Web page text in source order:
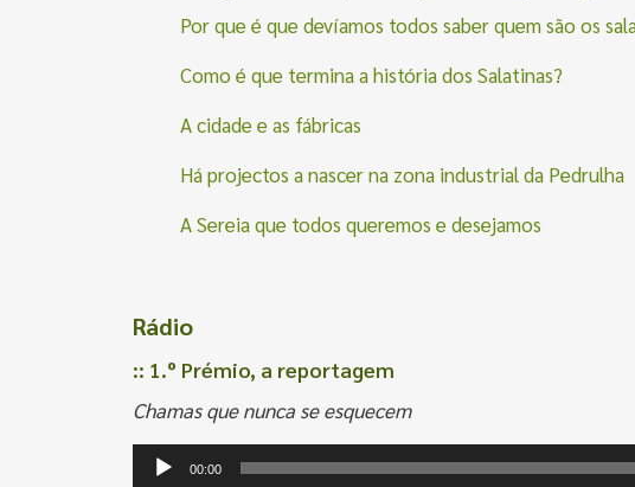
Por que é que devíamos todos saber quem são os
Como é que termina a história dos Salatinas?
A cidade e as fábricas
Há projectos a nascer na zona industrial da Pedrulha
A Sereia que todos queremos e desejamos
Rádio
:: 1.º Prémio, a reportagem
Chamas que nunca se esquecem
Reprodutor
00:00